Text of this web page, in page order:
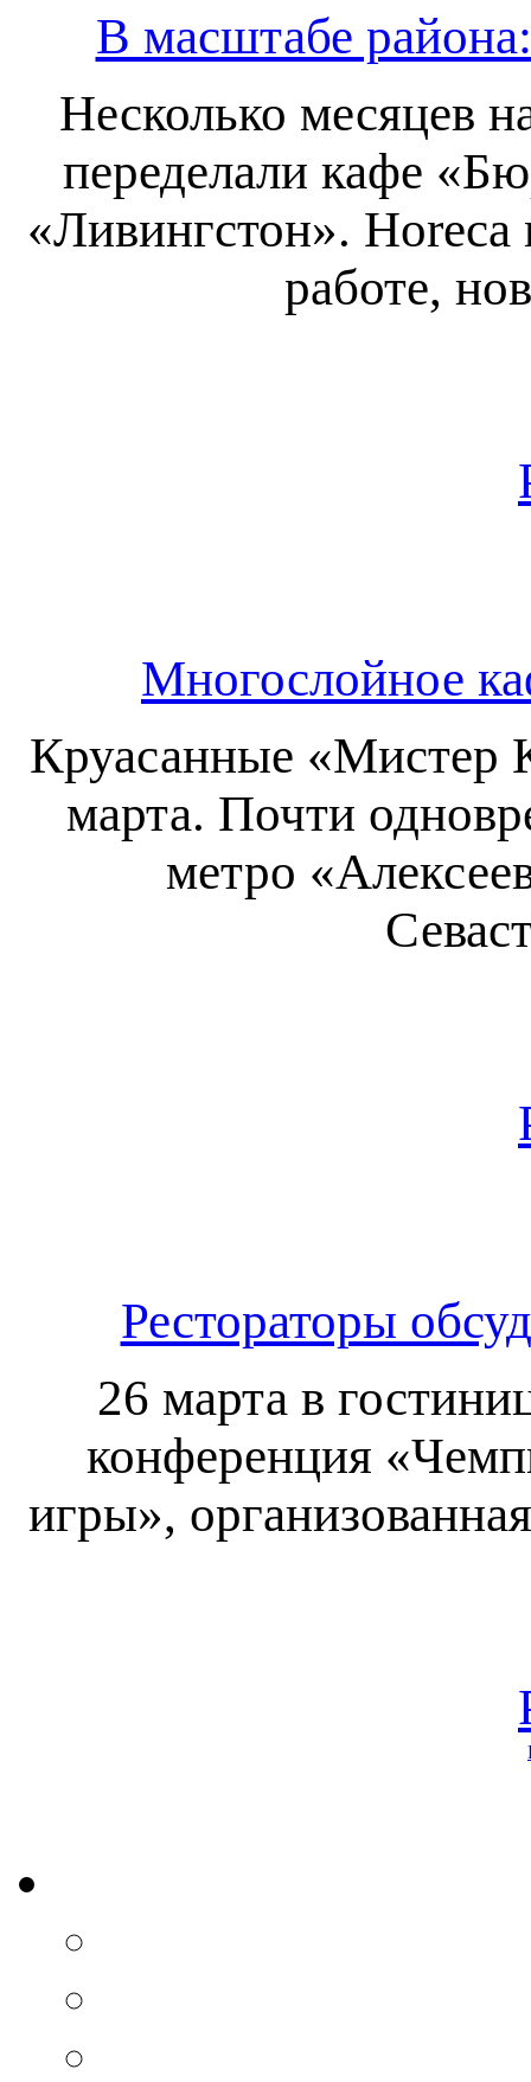
В масштабе
Несколько месяцев
переделали кафе
«Ливингстон». Horeca
работе,
Многослойное
Круасанные «Мистер
марта. Почти
метро
Рестораторы
26 марта в
конференция
игры»,